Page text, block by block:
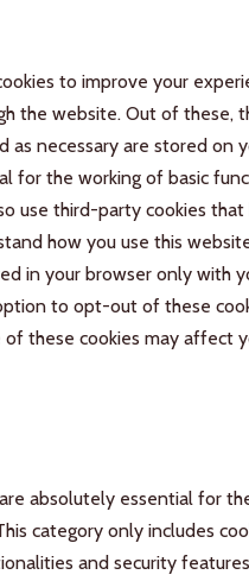
to improve your
the website. Out of these,
as necessary are stored on
for the working of basic
use third-party cookies that
how you use this
in your browser only with
to opt-out of these
these cookies may affect
absolutely essential for
category only includes
and security